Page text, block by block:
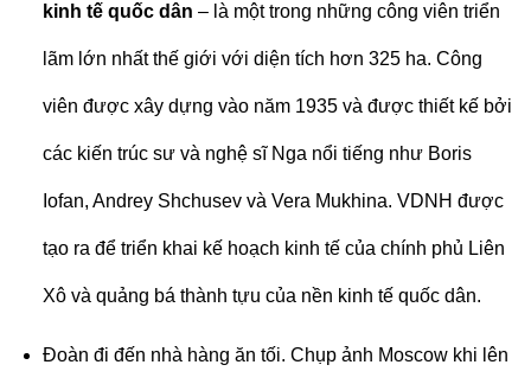
kinh tế quốc dân – là một trong những công viên triển
lãm lớn nhất thế giới với diện tích hơn 325 ha. Công
viên được xây dựng vào năm 1935 và được thiết kế bởi
các kiến trúc sư và nghệ sĩ Nga nổi tiếng như Boris
Iofan, Andrey Shchusev và Vera Mukhina. VDNH được
tạo ra để triển khai kế hoạch kinh tế của chính phủ Liên
Xô và quảng bá thành tựu của nền kinh tế quốc dân.
Đoàn đi đến nhà hàng ăn tối. Chụp ảnh Moscow khi lên